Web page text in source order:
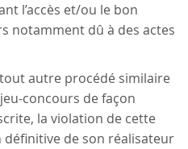
l’accès et/ou le bon
notamment dû à des actes
autre procédé similaire
concours de façon
la violation de cette
de son réalisateur